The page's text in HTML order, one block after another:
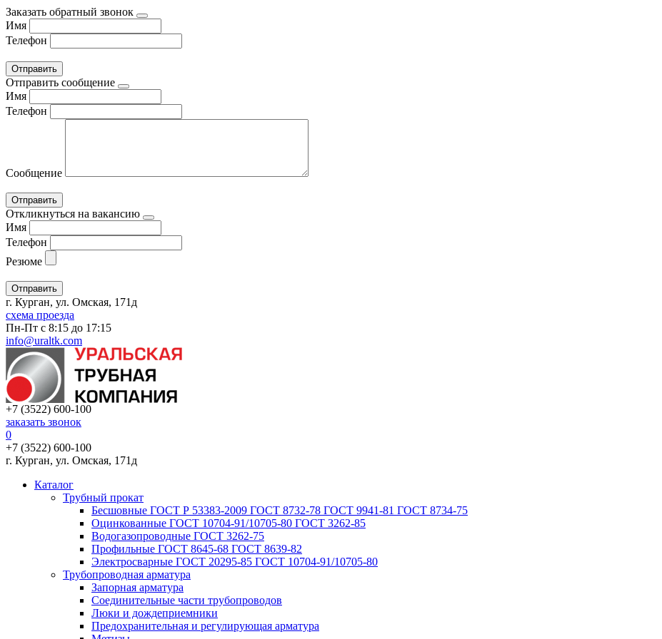
Заказать обратный звонок
Имя
Телефон
Отправить сообщение
Имя
Телефон
Сообщение
Откликнуться на вакансию
Имя
Телефон
Резюме
г. Курган, ул. Омская, 171д
схема проезда
Пн-Пт с 8:15 до 17:15
info@uraltk.com
+7 (3522) 600-100
заказать звонок
0
+7 (3522) 600-100
г. Курган, ул. Омская, 171д
Каталог
Трубный прокат
Беcшовные ГОСТ Р 53383-2009 ГОСТ 8732-78 ГОСТ 9941-81 ГОСТ 8734-75
Оцинкованные ГОСТ 10704-91/10705-80 ГОСТ 3262-85
Водогазопроводные ГОСТ 3262-75
Профильные ГОСТ 8645-68 ГОСТ 8639-82
Электросварные ГОСТ 20295-85 ГОСТ 10704-91/10705-80
Трубопроводная арматура
Запорная арматура
Соединительные части трубопроводов
Люки и дождеприемники
Предохранительная и регулирующая арматура